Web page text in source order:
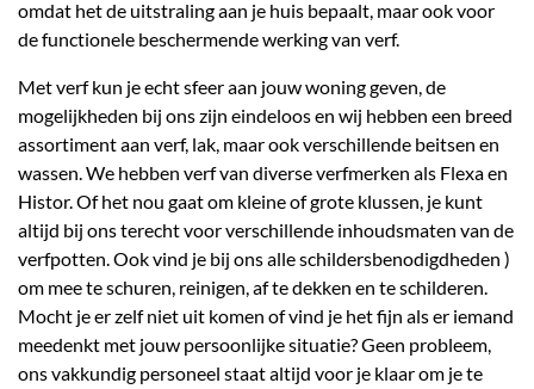
omdat het de uitstraling aan je huis bepaalt, maar ook voor
de functionele beschermende werking van verf.
Met verf kun je echt sfeer aan jouw woning geven, de
mogelijkheden bij ons zijn eindeloos en wij hebben een breed
assortiment aan verf, lak, maar ook verschillende beitsen en
wassen. We hebben verf van diverse verfmerken als Flexa en
Histor. Of het nou gaat om kleine of grote klussen, je kunt
altijd bij ons terecht voor verschillende inhoudsmaten van de
verfpotten. Ook vind je bij ons alle schildersbenodigdheden )
om mee te schuren, reinigen, af te dekken en te schilderen.
Mocht je er zelf niet uit komen of vind je het fijn als er iemand
meedenkt met jouw persoonlijke situatie? Geen probleem,
ons vakkundig personeel staat altijd voor je klaar om je te